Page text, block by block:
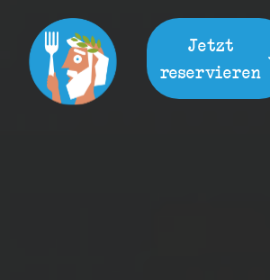
Jetzt
reservieren